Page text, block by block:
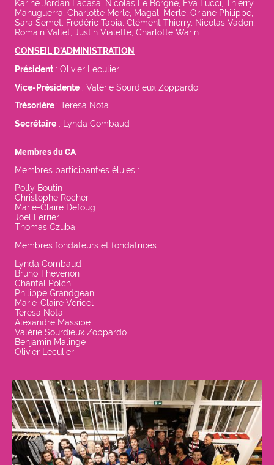
Karine Jordan Lacasa, Nicolas Le Borgne, Eva Lucci, Thierry
Manuguerra, Charlotte Merle, Magali Merle, Oriane Philippe,
Sara Semet, Frédéric Tapia, Clément Thierry, Nicolas Vadon,
Romain Vallet, Justin Vialette, Charlotte Warin
CONSEIL D'ADMINISTRATION
Président : Olivier Leculier
Vice-Présidente : Valérie Sourdieux Zoppardo
Trésorière : Teresa Nota
Secrétaire : Lynda Combaud
Membres du CA
Membres participant·es élu·es :
Polly Boutin
Christophe Rocher
Marie-Claire Defoug
Joël Ferrier
Thomas Czuba
Membres fondateurs et fondatrices :
Lynda Combaud
Bruno Thevenon
Chantal Polchi
Philippe Grandgean
Marie-Claire Vericel
Teresa Nota
Alexandre Massipe
Valérie Sourdieux Zoppardo
Benjamin Malinge
Olivier Leculier